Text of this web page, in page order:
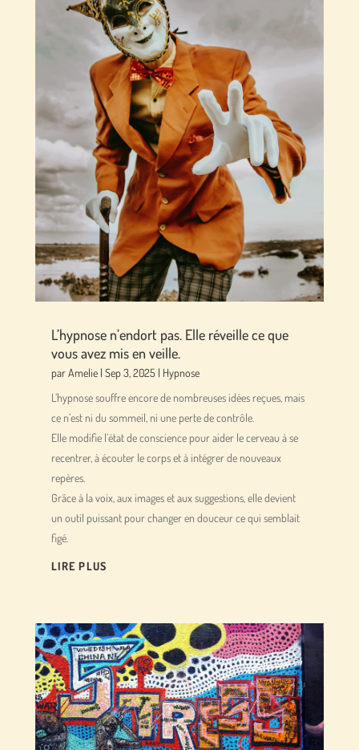
L’hypnose n’endort pas. Elle réveille ce que
vous avez mis en veille.
parAmelie| Sep 3, 2025| Hypnose
L’hypnose souffre encore de nombreuses idées reçues, mais
ce n’est ni du sommeil, ni une perte de contrôle.
Elle modifie l’état de conscience pour aider le cerveau à se
recentrer, à écouter le corps et à intégrer de nouveaux
repères.
Grâce à la voix, aux images et aux suggestions, elle devient
un outil puissant pour changer en douceur ce qui semblait
figé.
LIRE PLUS